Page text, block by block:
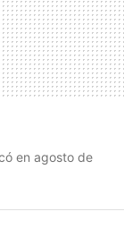
en agosto de